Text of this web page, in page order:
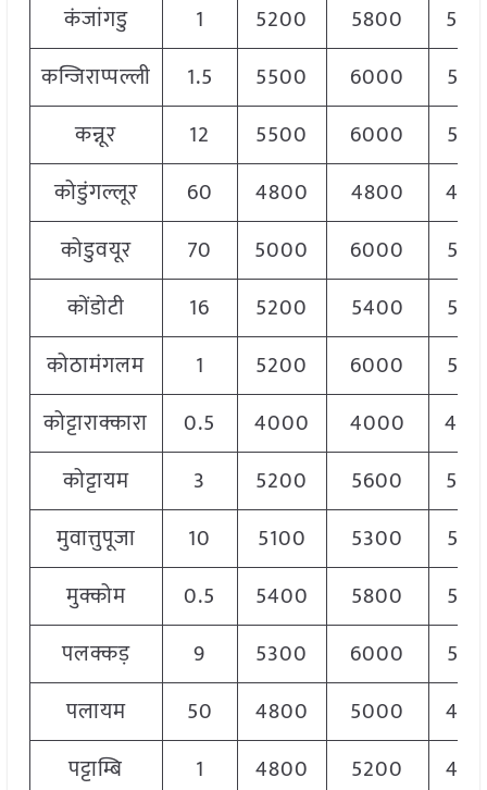
कंजांगडु
1 5200 5800
कन्जिराप्पल्ली
1.5 5500 6000
कन्नूर
12 5500 6000
कोडुंगल्लूर
60 4800 4800
कोडुवयूर
70 5000 6000
कोंडोटी
16 5200 5400
कोठामंगलम
1 5200 6000
कोट्टाराक्कारा
0.5 4000 4000
कोट्टायम
3 5200 5600
मुवात्तुपूजा
10 5100 5300
मुक्कोम
0.5 5400 5800
पलक्कड़
9 5300 6000
पलायम
50 4800 5000
पट्टाम्बि
1 4800 5200